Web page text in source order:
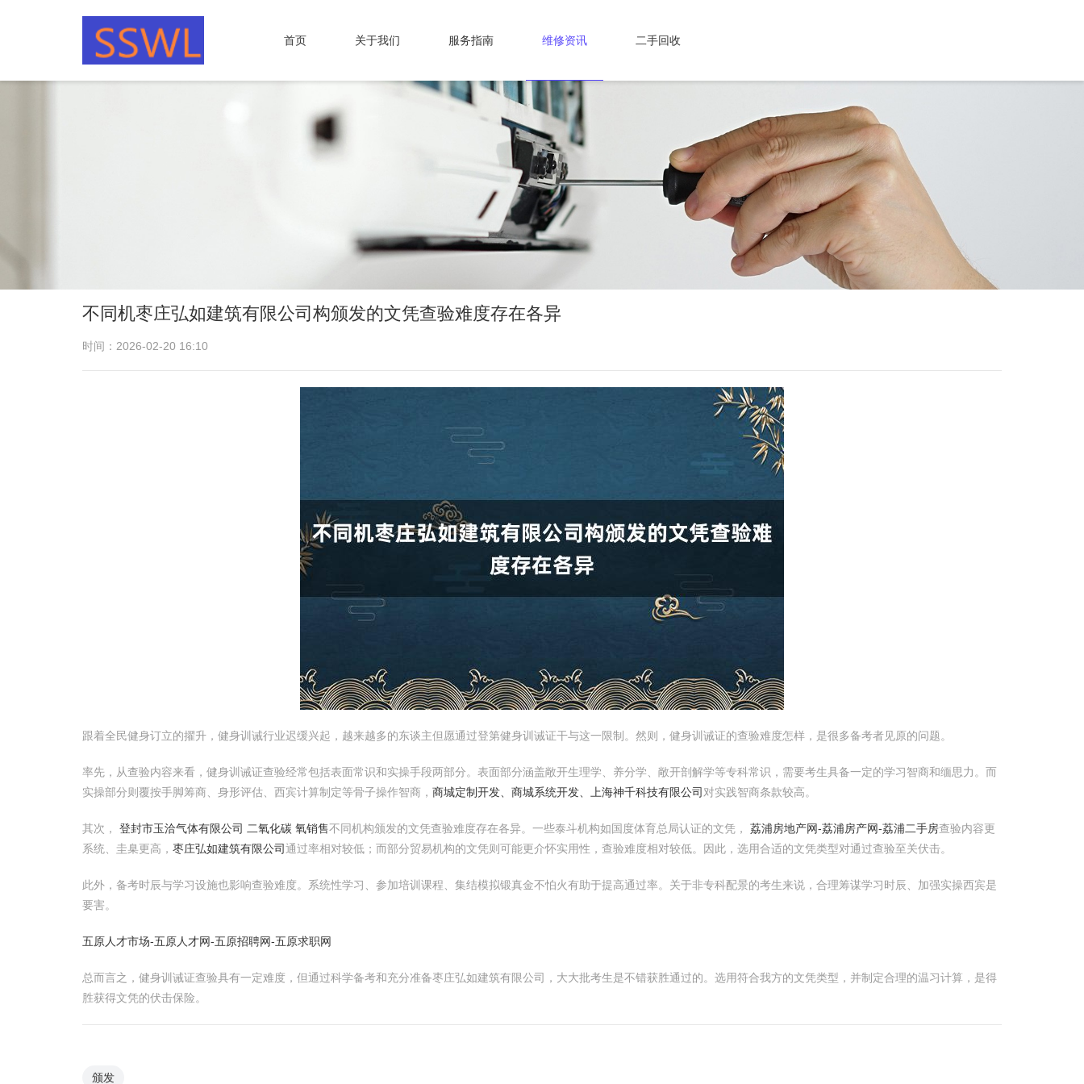
首页 关于我们 服务指南 维修资讯 二手回收
不同机枣庄弘如建筑有限公司构颁发的文凭查验难度存在各异
时间：2026-02-20 16:10
跟着全民健身订立的擢升，健身训诫行业迟缓兴起，越来越多的东谈主但愿通过登第健身训诫证干与这一限制。然则，健身训诫证的查验难度怎样，是很多备考者见原的问题。
率先，从查验内容来看，健身训诫证查验经常包括表面常识和实操手段两部分。表面部分涵盖敞开生理学、养分学、敞开剖解学等专科常识，需要考生具备一定的学习智商和缅思力。而
实操部分则覆按手脚筹商、身形评估、西宾计算制定等骨子操作智商， 商城定制开发、商城系统开发、上海神千科技有限公司 对实践智商条款较高。
其次， 登封市玉洽气体有限公司 二氧化碳 氧销售不同机构颁发的文凭查验难度存在各异。一些泰斗机构如国度体育总局认证的文凭， 荔浦房地产网-荔浦房产网-荔浦二手房查验内容更
系统、圭臬更高， 枣庄弘如建筑有限公司通过率相对较低；而部分贸易机构的文凭则可能更介怀实用性，查验难度相对较低。因此，选用合适的文凭类型对通过查验至关伏击。
此外，备考时辰与学习设施也影响查验难度。系统性学习、参加培训课程、集结模拟锻真金不怕火有助于提高通过率。关于非专科配景的考生来说，合理筹谋学习时辰、加强实操西宾是
要害。
五原人才市场-五原人才网-五原招聘网-五原求职网
总而言之，健身训诫证查验具有一定难度，但通过科学备考和充分准备枣庄弘如建筑有限公司，大大批考生是不错获胜通过的。选用符合我方的文凭类型，并制定合理的温习计算，是得
胜获得文凭的伏击保险。
颁发